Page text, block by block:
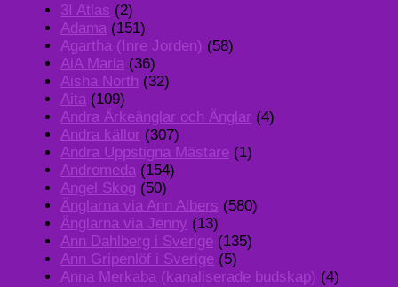
3I Atlas (2)
Adama (151)
Agartha (Inre Jorden) (58)
AiA Maria (36)
Aisha North (32)
Aita (109)
Andra Ärkeänglar och Änglar (4)
Andra källor (307)
Andra Uppstigna Mästare (1)
Andromeda (154)
Angel Skog (50)
Änglarna via Ann Albers (580)
Änglarna via Jenny (13)
Ann Dahlberg i Sverige (135)
Ann Gripenlöf i Sverige (5)
Anna Merkaba (kanaliserade budskap) (4)